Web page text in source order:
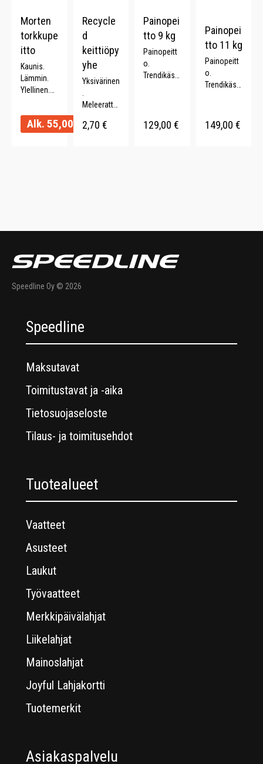
Morten
torkkupe
itto
Kaunis.
Lämmin.
Ylellinen.
Ajaton.
Alk. 55,00
Recycle
d
keittiöpy
yhe
Yksivärinen
Meleerattu.
en.
2,70 €
Painopei
tto 9 kg
Painopeitt
o.
Trendikäs.
Lahjaidea.
129,00 €
Painopei
tto 11 kg
Painopeitt
o.
Trendikäs.
laatua.
Lahjaidea.
149,00 €
Speedline Oy © 2026
Speedline
Maksutavat
Toimitustavat ja -aika
Tietosuojaseloste
Tilaus- ja toimitusehdot
Tuotealueet
Vaatteet
Asusteet
Laukut
Työvaatteet
Merkkipäivälahjat
Liikelahjat
Mainoslahjat
Joyful Lahjakortti
Tuotemerkit
Asiakaspalvelu